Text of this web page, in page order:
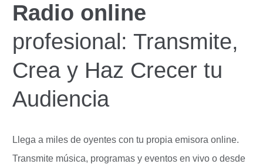
Radio online
profesional: Transmite,
Crea y Haz Crecer tu
Audiencia
Llega a miles de oyentes con tu propia emisora online.
Transmite música, programas y eventos en vivo o desde